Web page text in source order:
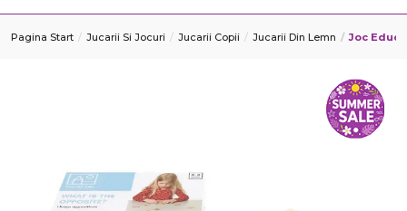
Pagina Start Jucarii Si Jocuri Jucarii Copii Jucarii Din Lemn Joc